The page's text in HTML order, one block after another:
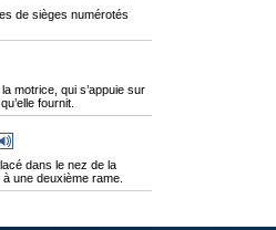
de sièges numérotés
motrice, qui s’appuie sur
fournit.
dans le nez de la
une deuxième rame.